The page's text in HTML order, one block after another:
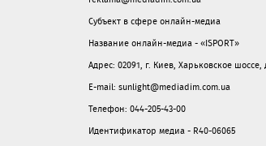
Субъект в сфере онлайн-медиа
Название онлайн-медиа - «ISPORT»
Адрес: 02091, г. Киев, Харьковское
E-mail: sunlight@mediadim.com.ua
Телефон: 044-205-43-00
Идентификатор медиа - R40-06065